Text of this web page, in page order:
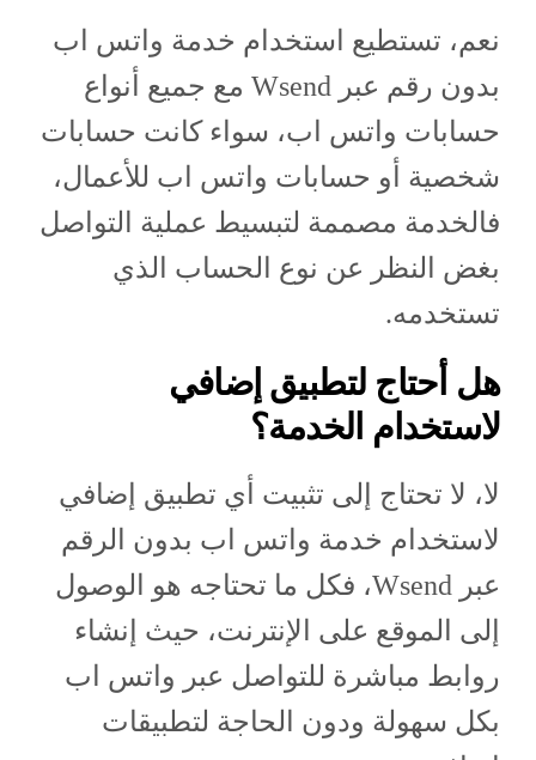
نعم، تستطيع استخدام خدمة واتس اب
بدون رقم عبر Wsend مع جميع أنواع
حسابات واتس اب، سواء كانت حسابات
شخصية أو حسابات واتس اب للأعمال،
فالخدمة مصممة لتبسيط عملية التواصل
بغض النظر عن نوع الحساب الذي
تستخدمه.
هل أحتاج لتطبيق إضافي
لاستخدام الخدمة؟
لا، لا تحتاج إلى تثبيت أي تطبيق إضافي
لاستخدام خدمة واتس اب بدون الرقم
عبر Wsend، فكل ما تحتاجه هو الوصول
إلى الموقع على الإنترنت، حيث إنشاء
روابط مباشرة للتواصل عبر واتس اب
بكل سهولة ودون الحاجة لتطبيقات